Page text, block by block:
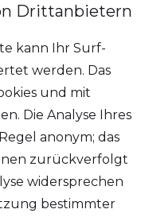
Drittanbietern
kann Ihr Surf-
werden. Das
und mit
Die Analyse Ihres
anonym; das
zurückverfolgt
widersprechen
bestimmter